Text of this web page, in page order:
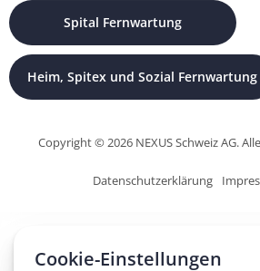
Spital Fernwartung
Heim, Spitex und Sozial Fernwartung
Copyright © 2026 NEXUS Schweiz AG.
Datenschutzerklärung
Cookie-Einstellungen